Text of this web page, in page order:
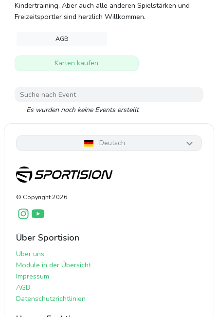
Kindertraining. Aber auch alle anderen Spielstärken und
Freizeitsportler sind herzlich Willkommen.
AGB
Karten kaufen
Es wurden noch keine Events erstellt
Deutsch
© Copyright2026
Über Sportision
Über uns
Module in der Übersicht
Impressum
AGB
Datenschutzrichtlinien